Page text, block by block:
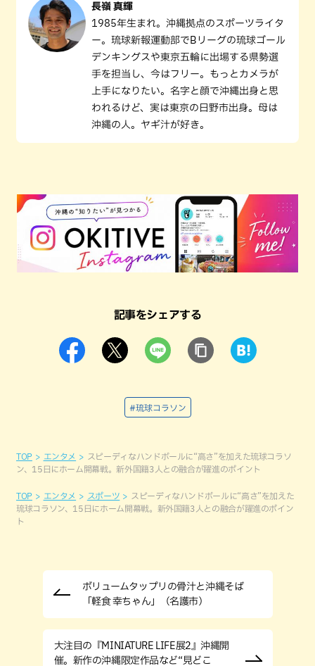
長嶺 真輝
1985年生まれ。沖縄拠点のスポーツライタ
ー。琉球新報運動部でBリーグの琉球ゴール
デンキングスや東京五輪に出場する県勢選
手を担当し、今はフリー。もっとカメラが
上手になりたい。名字と顔で沖縄出身と思
われるけど、実は東京の日野市出身。母は
沖縄の人。ヤギ汁が好き。
記事をシェアする
#琉球コラソン
TOP エンタメ
スピーディなハンドボールに“高さ”を加えた琉球コラソ
ン、15日にホーム開幕戦。新外国籍3人との融合が躍進のポイント
TOP エンタメ スポーツ
スピーディなハンドボールに“高さ”を加えた
琉球コラソン、15日にホーム開幕戦。新外国籍3人との融合が躍進のポイン
ト
ボリュームタップリの骨汁と沖縄そば
「軽食 幸ちゃん」（名護市）
大注目の『MINIATURE LIFE展2』沖縄開
催。新作の沖縄限定作品など“見どこ